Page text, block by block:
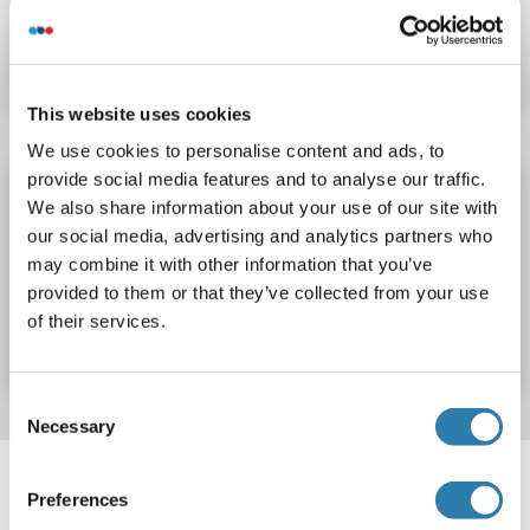
This website uses cookies
We use cookies to personalise content and ads, to
provide social media features and to analyse our traffic.
We also share information about your use of our site with
our social media, advertising and analytics partners who
may combine it with other information that you’ve
provided to them or that they’ve collected from your use
of their services.
Selection
Necessary
Preferences
Fiche technique Détails
GKAP1 Kit ELISA
GKAP1 Reactivité: Rat Colorimetric
N° du produit ABIN1133877
references